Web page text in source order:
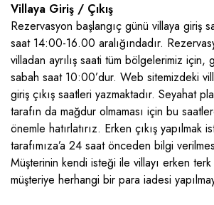
Villaya Giriş / Çıkış
Rezervasyon başlangıç günü villaya giriş
saat 14:00-16.00 aralığındadır.
villadan ayrılış saati tüm bölgelerimiz
sabah saat 10:00’dur. Web sitemizdeki
giriş çıkış saatleri yazmaktadır. Seyahat
tarafın da mağdur olmaması için bu
önemle hatırlatırız. Erken çıkış yapılmak
tarafımıza’a 24 saat önceden bilgi
Müşterinin kendi isteği ile villayı erken
müşteriye herhangi bir para iadesi